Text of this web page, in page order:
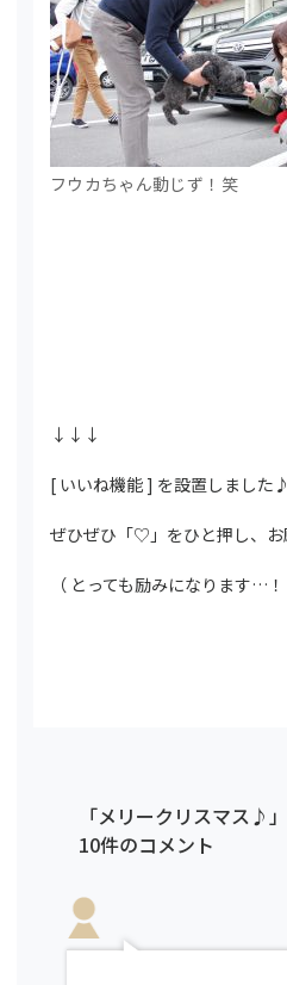
フウカちゃん動じず！笑
↓↓↓
[ いいね機能 ] を設置しました♪
ぜひぜひ「♡」をひと押し、
（ とっても励みになります…！
「メリークリスマス♪
10件のコメント